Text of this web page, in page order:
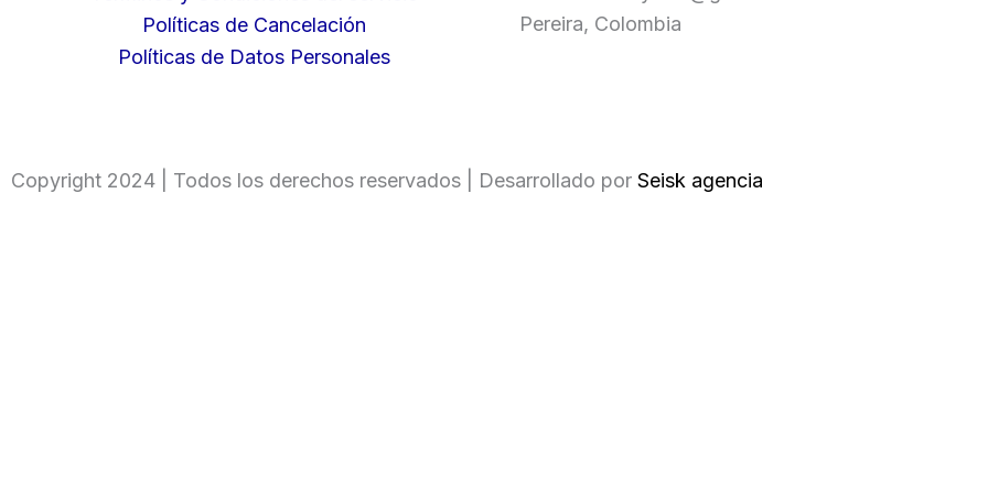
Políticas de Cancelación
Políticas de Datos Personales
Pereira, Colombia
Copyright 2024 | Todos los derechos reservados | Desarrollado por Seisk agencia